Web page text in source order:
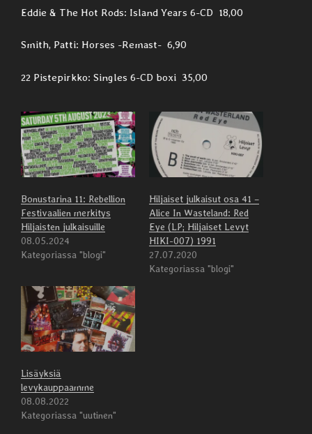
Eddie & The Hot Rods: Island Years 6-CD 18,00
Smith, Patti: Horses -Remast- 6,90
22 Pistepirkko: Singles 6-CD boxi 35,00
Bonustarina 11: Rebellion
Festivaalien merkitys
Hiljaisten julkaisuille
08.05.2024
Kategoriassa "blogi"
Hiljaiset julkaisut osa 41 –
Alice In Wasteland: Red
Eye (LP; Hiljaiset Levyt
HIKI-007) 1991
27.07.2020
Kategoriassa "blogi"
Lisäyksiä
levykauppaamme
08.08.2022
Kategoriassa "uutinen"